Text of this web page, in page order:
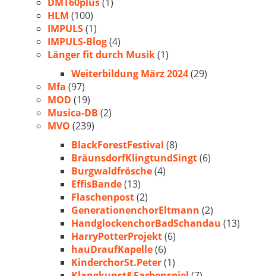
HLM (100)
IMPULS(1)
IMPULS-Blog(4)
Länger fit durch Musik(1)
Weiterbildung März 2024(29)
Mfa (97)
MOD (19)
Musica-DB (2)
MVO (239)
BlackForestFestival (8)
BräunsdorfKlingtundSingt(6)
Burgwaldfrösche(4)
EffisBande(13)
Flaschenpost(2)
GenerationenchorEltmann (2)
HandglockenchorBadSchandau (13)
HarryPotterProjekt(6)
hauDraufKapelle(6)
KinderchorSt.Peter(1)